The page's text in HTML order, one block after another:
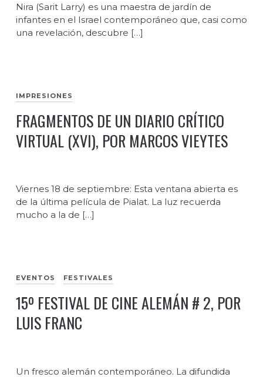
Nira (Sarit Larry) es una maestra de jardín de
infantes en el Israel contemporáneo que, casi como
una revelación, descubre […]
IMPRESIONES
FRAGMENTOS DE UN DIARIO CRÍTICO
VIRTUAL (XVI), POR MARCOS VIEYTES
Viernes 18 de septiembre: Esta ventana abierta es
de la última película de Pialat. La luz recuerda
mucho a la de […]
EVENTOS FESTIVALES
15º FESTIVAL DE CINE ALEMÁN # 2, POR
LUIS FRANC
Un fresco alemán contemporáneo. La difundida